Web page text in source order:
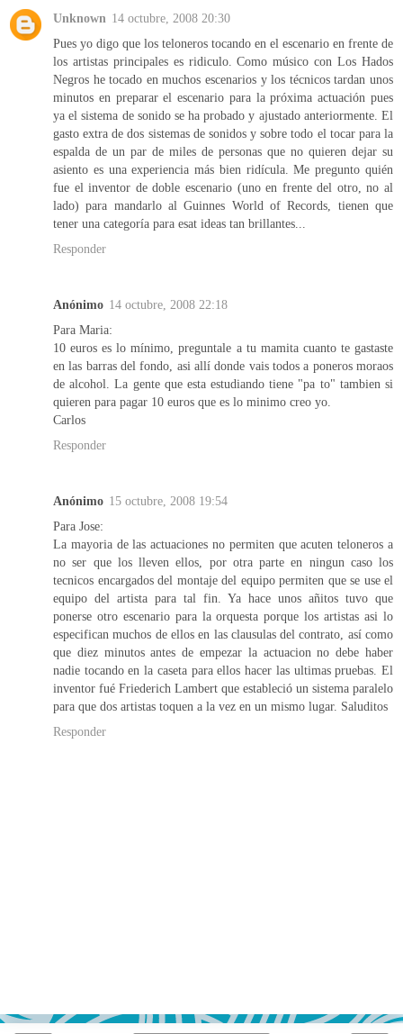
Unknown 14 octubre, 2008 20:30
Pues yo digo que los teloneros tocando en el escenario en frente de
los artistas principales es ridiculo. Como músico con Los Hados
Negros he tocado en muchos escenarios y los técnicos tardan unos
minutos en preparar el escenario para la próxima actuación pues
ya el sistema de sonido se ha probado y ajustado anteriormente. El
gasto extra de dos sistemas de sonidos y sobre todo el tocar para la
espalda de un par de miles de personas que no quieren dejar su
asiento es una experiencia más bien ridícula. Me pregunto quién
fue el inventor de doble escenario (uno en frente del otro, no al
lado) para mandarlo al Guinnes World of Records, tienen que
tener una categoría para esat ideas tan brillantes...
Responder
Anónimo 14 octubre, 2008 22:18
Para Maria:
10 euros es lo mínimo, preguntale a tu mamita cuanto te gastaste
en las barras del fondo, asi allí donde vais todos a poneros moraos
de alcohol. La gente que esta estudiando tiene "pa to" tambien si
quieren para pagar 10 euros que es lo minimo creo yo.
Carlos
Responder
Anónimo 15 octubre, 2008 19:54
Para Jose:
La mayoria de las actuaciones no permiten que acuten teloneros a
no ser que los lleven ellos, por otra parte en ningun caso los
tecnicos encargados del montaje del equipo permiten que se use el
equipo del artista para tal fin. Ya hace unos añitos tuvo que
ponerse otro escenario para la orquesta porque los artistas asi lo
especifican muchos de ellos en las clausulas del contrato, así como
que diez minutos antes de empezar la actuacion no debe haber
nadie tocando en la caseta para ellos hacer las ultimas pruebas. El
inventor fué Friederich Lambert que estableció un sistema paralelo
para que dos artistas toquen a la vez en un mismo lugar. Saluditos
Responder